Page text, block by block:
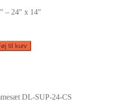
– 24″ x 14″
til kurv
DL-SUP-24-CS